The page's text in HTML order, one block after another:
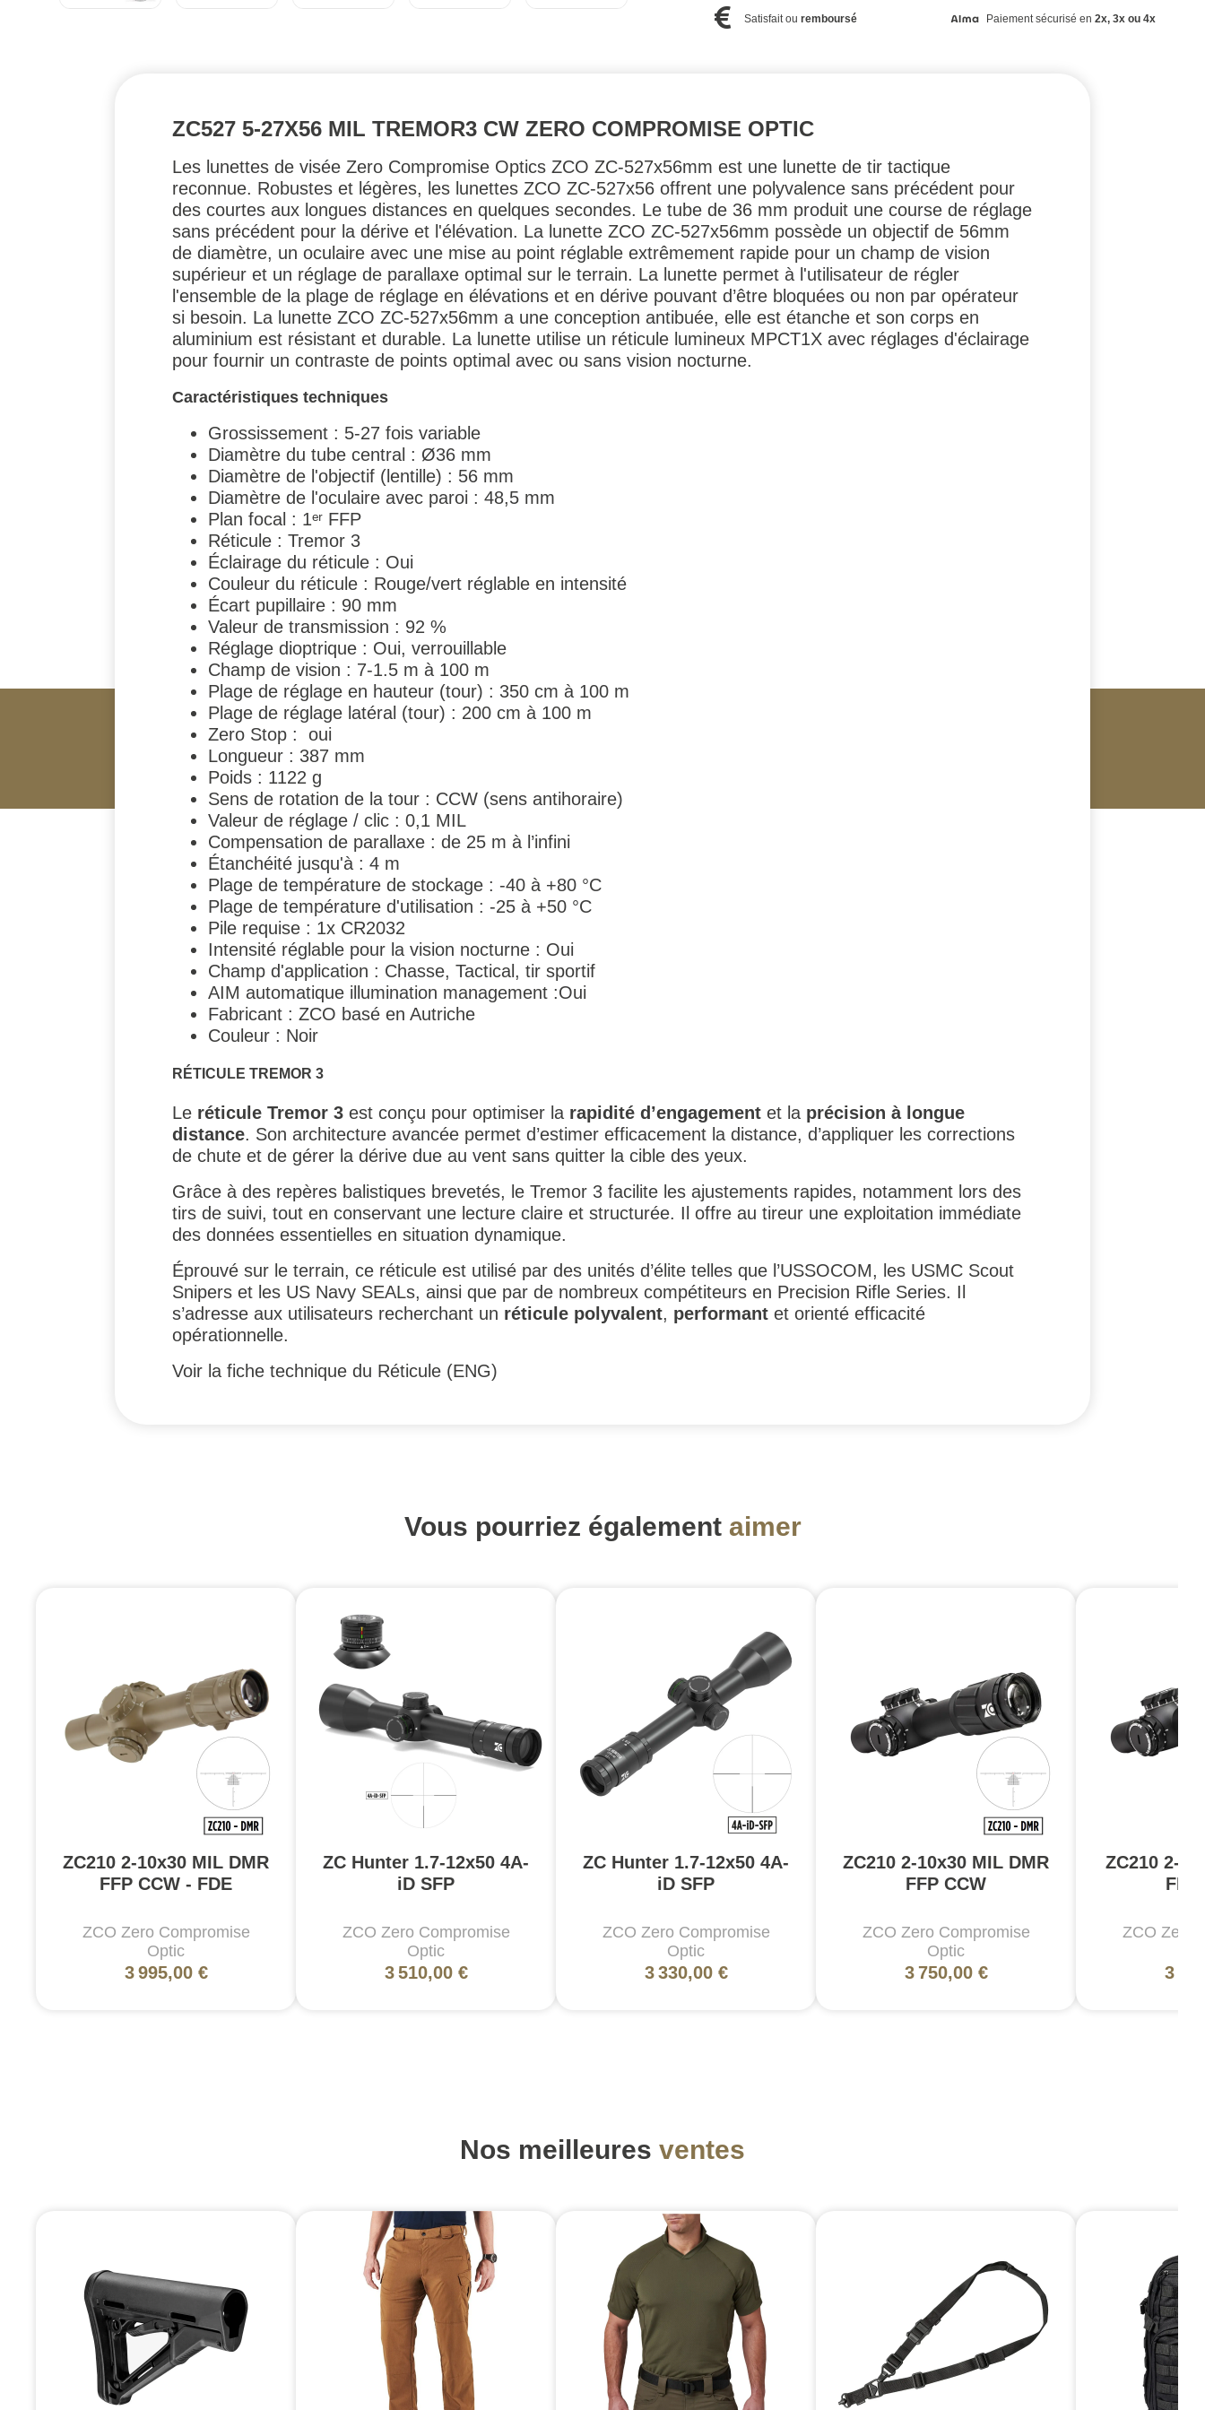
Satisfait ouremboursé Paiement sécurisé en 2x, 3x ou 4x
ZC527 5-27X56 MIL TREMOR3 CW ZERO COMPROMISE OPTIC
Les lunettes de visée Zero Compromise Optics ZCO ZC-527x56mm est une lunette de tir tactique
reconnue. Robustes et légères, les lunettes ZCO ZC-527x56 offrent une polyvalence sans précédent pour
des courtes aux longues distances en quelques secondes. Le tube de 36 mm produit une course de réglage
sans précédent pour la dérive et l'élévation. La lunette ZCO ZC-527x56mm possède un objectif de 56mm
de diamètre, un oculaire avec une mise au point réglable extrêmement rapide pour un champ de vision
supérieur et un réglage de parallaxe optimal sur le terrain. La lunette permet à l'utilisateur de régler
l'ensemble de la plage de réglage en élévations et en dérive pouvant d’être bloquées ou non par opérateur
si besoin. La lunette ZCO ZC-527x56mm a une conception antibuée, elle est étanche et son corps en
aluminium est résistant et durable. La lunette utilise un réticule lumineux MPCT1X avec réglages d'éclairage
pour fournir un contraste de points optimal avec ou sans vision nocturne.
Caractéristiques techniques
Grossissement : 5-27 fois variable
Diamètre du tube central : Ø36 mm
Diamètre de l'objectif (lentille) : 56 mm
Diamètre de l'oculaire avec paroi : 48,5 mm
Plan focal : 1ᵉʳ FFP
Réticule : Tremor 3
Éclairage du réticule : Oui
Couleur du réticule : Rouge/vert réglable en intensité
Écart pupillaire : 90 mm
Valeur de transmission : 92 %
Réglage dioptrique : Oui, verrouillable
Champ de vision : 7-1.5 m à 100 m
Plage de réglage en hauteur (tour) : 350 cm à 100 m
Plage de réglage latéral (tour) : 200 cm à 100 m
Zero Stop : oui
Longueur : 387 mm
Poids : 1122 g
Sens de rotation de la tour : CCW (sens antihoraire)
Valeur de réglage / clic : 0,1 MIL
Compensation de parallaxe : de 25 m à l’infini
Étanchéité jusqu'à : 4 m
Plage de température de stockage : -40 à +80 °C
Plage de température d'utilisation : -25 à +50 °C
Pile requise : 1x CR2032
Intensité réglable pour la vision nocturne : Oui
Champ d'application : Chasse, Tactical, tir sportif
AIM automatique illumination management :Oui
Fabricant : ZCO basé en Autriche
Couleur : Noir
RÉTICULE TREMOR 3
Le réticule Tremor 3 est conçu pour optimiser la rapidité d’engagement et la précision à longue
distance. Son architecture avancée permet d’estimer efficacement la distance, d’appliquer les corrections
de chute et de gérer la dérive due au vent sans quitter la cible des yeux.
Grâce à des repères balistiques brevetés, le Tremor 3 facilite les ajustements rapides, notamment lors des
tirs de suivi, tout en conservant une lecture claire et structurée. Il offre au tireur une exploitation immédiate
des données essentielles en situation dynamique.
Éprouvé sur le terrain, ce réticule est utilisé par des unités d’élite telles que l’USSOCOM, les USMC Scout
Snipers et les US Navy SEALs, ainsi que par de nombreux compétiteurs en Precision Rifle Series. Il
s’adresse aux utilisateurs recherchant un réticule polyvalent, performant et orienté efficacité
opérationnelle.
Voir la fiche technique du Réticule (ENG)
Vous pourriez également aimer
ZC210 2-10x30 MIL DMR
FFP CCW - FDE
ZCO Zero Compromise
Optic
3 995,00 €
ZC Hunter 1.7-12x50 4A-
iD SFP
ZCO Zero Compromise
Optic
3 510,00 €
ZC Hunter 1.7-12x50 4A-
iD SFP
ZCO Zero Compromise
Optic
3 330,00 €
ZC210 2-10x30 MIL DMR
FFP CCW
ZCO Zero Compromise
Optic
3 750,00 €
ZC210 2-
FFP
ZCO Zero
3
Nos meilleures ventes